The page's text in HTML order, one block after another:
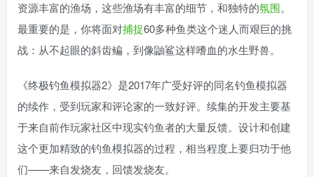
资源丰富的渔场，这些渔场有丰富的细节，和独特的氛围。
最重要的是，你将面对捕捉60多种鱼类这个迷人而艰巨的挑
战：从不起眼的斜齿鳊，到像鼬鲨这样嗜血的水生野兽。
《终极钓鱼模拟器2》是2017年广受好评的同名钓鱼模拟器
的续作，受到玩家和评论家的一致好评。续集的开发主要基
于来自前作玩家社区中现实钓鱼者的大量反馈。设计和创建
这个更加精致的钓鱼模拟器的过程，相当程度上要归功于他
们——来自发烧友，回馈发烧友。